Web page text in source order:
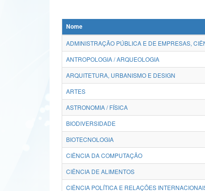
Nome
ADMINISTRAÇÃO PÚBLICA E DE EMPRESAS,
ANTROPOLOGIA / ARQUEOLOGIA
ARQUITETURA, URBANISMO E DESIGN
ARTES
ASTRONOMIA / FÍSICA
BIODIVERSIDADE
BIOTECNOLOGIA
CIÊNCIA DA COMPUTAÇÃO
CIÊNCIA DE ALIMENTOS
CIÊNCIA POLÍTICA E RELAÇÕES